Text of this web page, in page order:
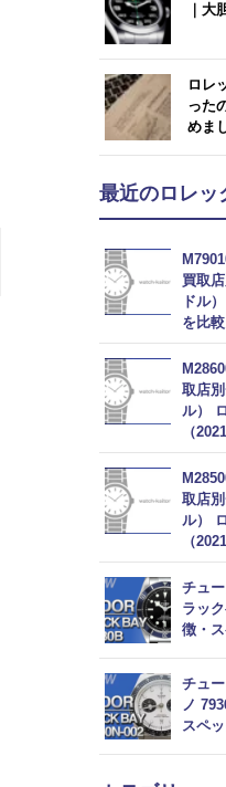
｜大
ロレ
った
めま
最近のロレッ
買取
ドル
を比較
取店
ル）
（
取店
ル）
（
チュ
ラッ
徴・
チュ
ノ
スペ